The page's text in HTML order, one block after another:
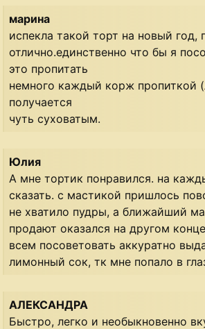
марина
испекла такой торт на новый год,
отлично.единственно что бы я
это пропитать
немного каждый корж пропиткой
получается
чуть суховатым.
Юлия
А мне тортик понравился. на
сказать. с мастикой пришлось
не хватило пудры, а ближайший
продают оказался на другом
всем посоветовать аккуратно
лимонный сок, тк мне попало в
АЛЕКСАНДРА
Быстро, легко и необыкновенно